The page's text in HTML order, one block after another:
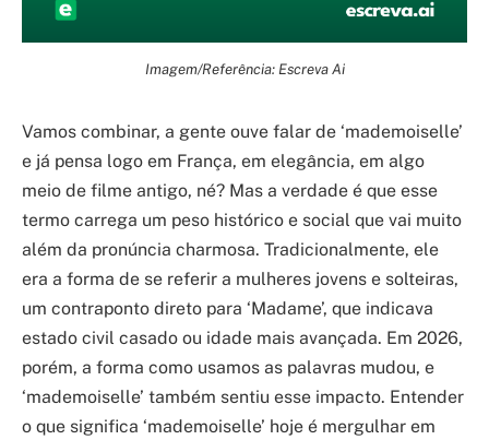
Imagem/Referência: Escreva Ai
Vamos combinar, a gente ouve falar de ‘mademoiselle’
e já pensa logo em França, em elegância, em algo
meio de filme antigo, né? Mas a verdade é que esse
termo carrega um peso histórico e social que vai muito
além da pronúncia charmosa. Tradicionalmente, ele
era a forma de se referir a mulheres jovens e solteiras,
um contraponto direto para ‘Madame’, que indicava
estado civil casado ou idade mais avançada. Em 2026,
porém, a forma como usamos as palavras mudou, e
‘mademoiselle’ também sentiu esse impacto. Entender
o que significa ‘mademoiselle’ hoje é mergulhar em